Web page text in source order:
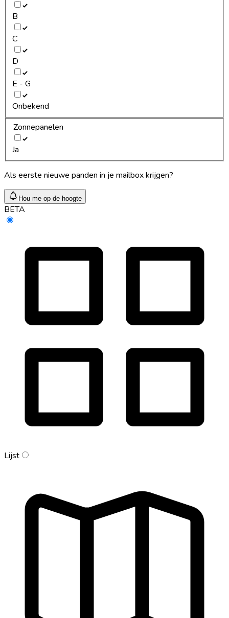
B
C
D
E - G
Onbekend
Zonnepanelen
Ja
Als eerste nieuwe panden in je mailbox krijgen?
Hou me op de hoogte
BETA
Lijst